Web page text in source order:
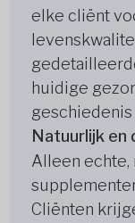
elke cliënt
huidige
geschiedenis
Natuurlijk en
Alleen
Cliënten